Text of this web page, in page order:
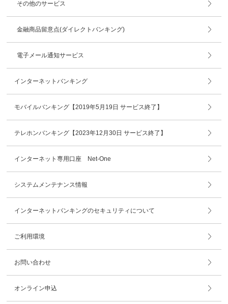
その他のサービス
金融商品留意点(ダイレクトバンキング)
電子メール通知サービス
インターネットバンキング
モバイルバンキング【2019年5月19日 サービス終了】
テレホンバンキング【2023年12月30日 サービス終了】
インターネット専用口座 Net-One
システムメンテナンス情報
インターネットバンキングのセキュリティについて
ご利用環境
お問い合わせ
オンライン申込